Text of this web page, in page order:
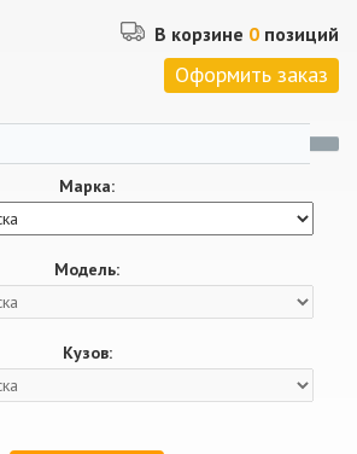
В корзине 0 позиций
Оформить заказ
Марка:
Модель:
Кузов: